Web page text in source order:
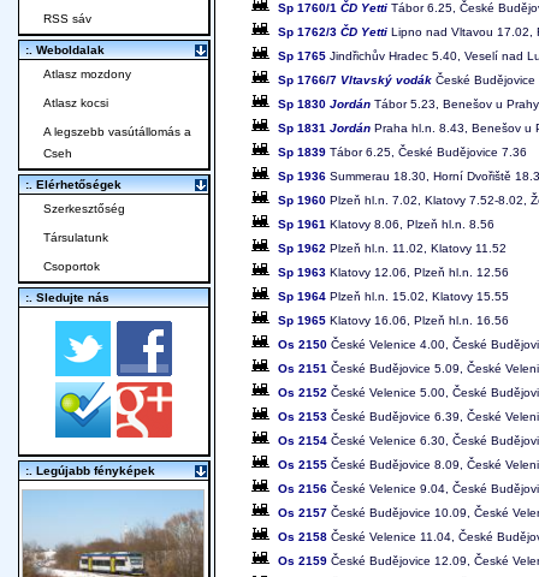
Sp 1760/1 ČD Yetti Tábor 6.25, České
Sp 1762/3 ČD Yetti Lipno nad Vltavou 17.02,
Sp 1765 Jindřichův Hradec 5.40, Veselí nad
Sp 1766/7 Vltavský vodák České
Sp 1830 Jordán Tábor 5.23, Benešov u
Sp 1831 Jordán Praha hl.n. 8.43, Benešov u
Sp 1839 Tábor 6.25, České Budějovice 7.36
Sp 1936 Summerau 18.30, Horní Dvořiště
Sp 1960 Plzeň hl.n. 7.02, Klatovy 7.52-8.02,
Sp 1961 Klatovy 8.06, Plzeň hl.n. 8.56
Sp 1962 Plzeň hl.n. 11.02, Klatovy 11.52
Sp 1963 Klatovy 12.06, Plzeň hl.n. 12.56
Sp 1964 Plzeň hl.n. 15.02, Klatovy 15.55
Sp 1965 Klatovy 16.06, Plzeň hl.n. 16.56
Os 2150 České Velenice 4.00, České
Os 2151 České Budějovice 5.09, České
Os 2152 České Velenice 5.00, České
Os 2153 České Budějovice 6.39, České
Os 2154 České Velenice 6.30, České
Os 2155 České Budějovice 8.09, České
Os 2156 České Velenice 9.04, České
Os 2157 České Budějovice 10.09, České
Os 2158 České Velenice 11.04, České
Os 2159 České Budějovice 12.09, České
RSS sáv
:. Weboldalak
Atlasz mozdony
Atlasz kocsi
A legszebb vasútállomás a
Cseh
:. Elérhetőségek
Szerkesztőség
Társulatunk
Csoportok
:. Sledujte nás
:. Legújabb fényképek